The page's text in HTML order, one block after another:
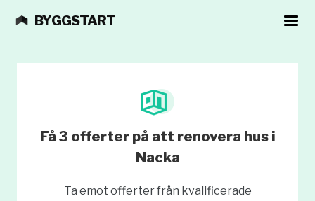
BYGGSTART
Få 3 offerter på att renovera hus i
Nacka
Ta emot offerter från kvalificerade